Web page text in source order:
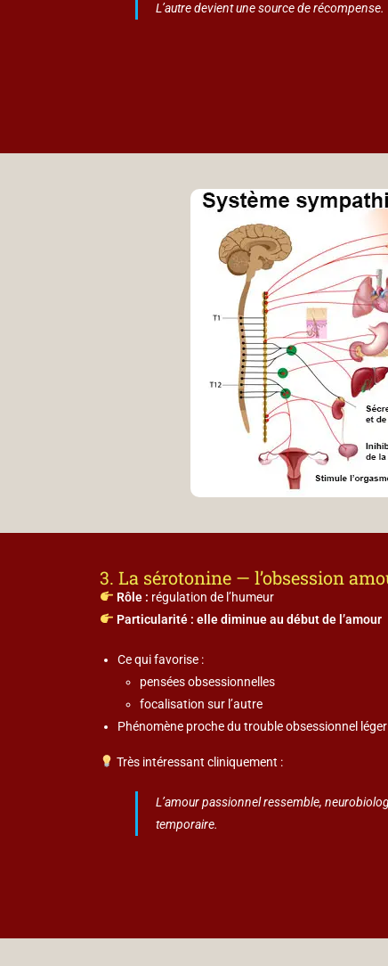
L’autre devient une source de récompense.
3. La sérotonine — l’obsession
Rôle : régulation de l’humeur
Particularité : elle diminue au début de l’amour
Ce qui favorise :
pensées obsessionnelles
focalisation sur l’autre
Phénomène proche du trouble obsessionnel léger
Très intéressant cliniquement :
L’amour passionnel ressemble,
temporaire.